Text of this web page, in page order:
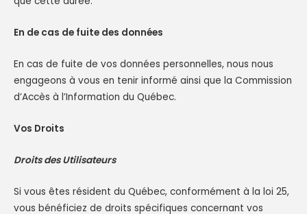
En de cas de fuite des données
En cas de fuite de vos données personnelles, nous nous
engageons à vous en tenir informé ainsi que la Commission
d’Accès à l’Information du Québec.
Vos Droits
Droits des Utilisateurs
Si vous êtes résident du Québec, conformément à la loi 25,
vous bénéficiez de droits spécifiques concernant vos